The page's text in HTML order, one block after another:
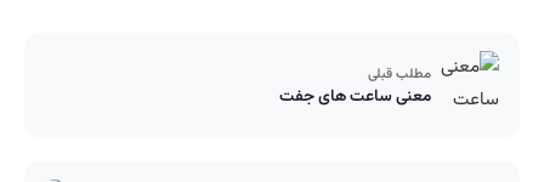
مطلب قبلی
معنی ساعت های جفت